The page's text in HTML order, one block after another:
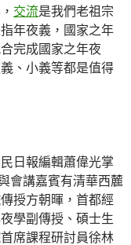
交流是我們老祖宗
年夜義，國家之年
完成國家之年夜
、小義等都是值得
日報編輯蕭偉光掌
會講嘉賓有清華西麓
授方朝暉，首都經
學副傳授、碩士生
席課程研討員徐林